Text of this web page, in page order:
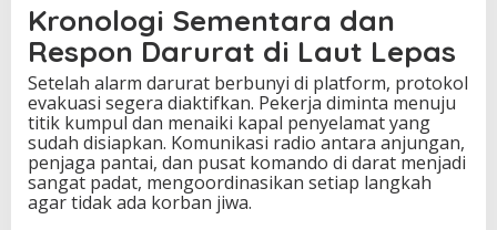
Kronologi Sementara dan
Respon Darurat di Laut Lepas
Setelah alarm darurat berbunyi di platform, protokol
evakuasi segera diaktifkan. Pekerja diminta menuju
titik kumpul dan menaiki kapal penyelamat yang
sudah disiapkan. Komunikasi radio antara anjungan,
penjaga pantai, dan pusat komando di darat menjadi
sangat padat, mengoordinasikan setiap langkah
agar tidak ada korban jiwa.